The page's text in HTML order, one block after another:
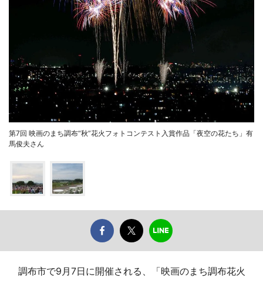
第7回 映画のまち調布“秋”花火フォトコンテスト入賞作品「夜空の花たち」有
馬俊夫さん
調布市で9月7日に開催される、「映画のまち調布花火